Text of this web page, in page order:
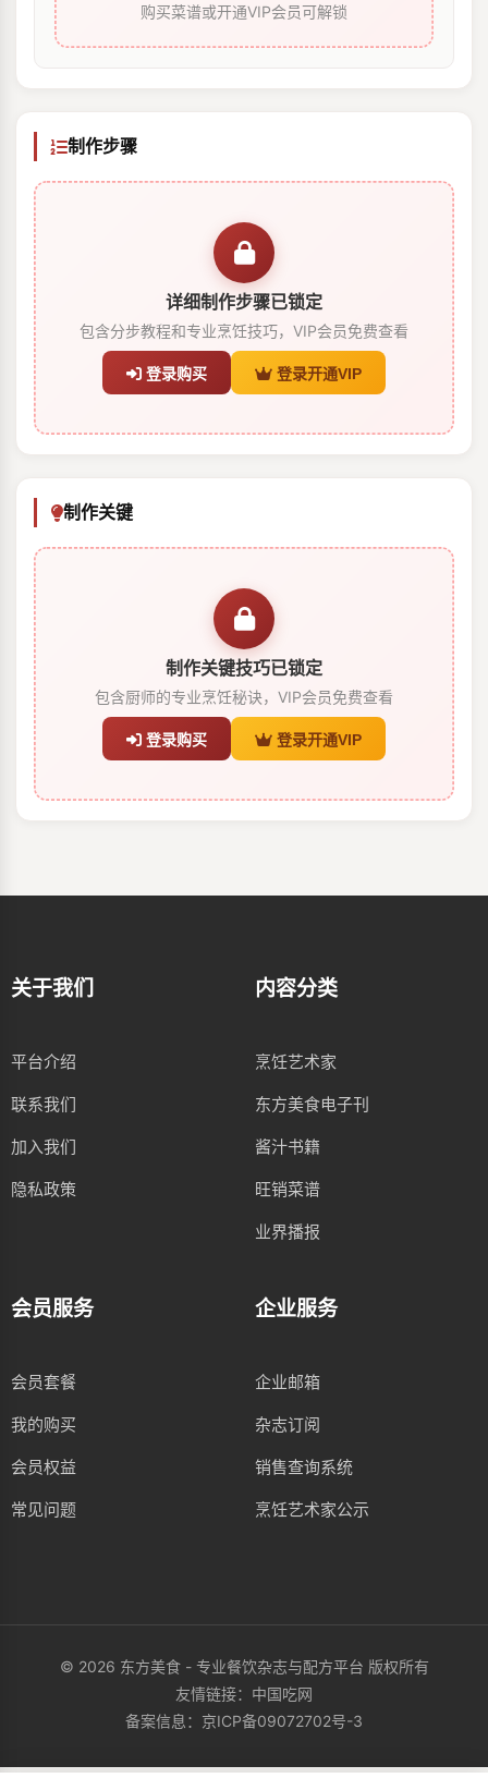
购买菜谱或开通VIP会员可解锁
制作步骤
详细制作步骤已锁定
包含分步教程和专业烹饪技巧，VIP会员免费查看
登录购买 登录开通VIP
制作关键
制作关键技巧已锁定
包含厨师的专业烹饪秘诀，VIP会员免费查看
登录购买 登录开通VIP
关于我们
平台介绍
联系我们
加入我们
隐私政策
内容分类
烹饪艺术家
东方美食电子刊
酱汁书籍
旺销菜谱
业界播报
会员服务
会员套餐
我的购买
会员权益
常见问题
企业服务
企业邮箱
杂志订阅
销售查询系统
烹饪艺术家公示
© 2026 东方美食 - 专业餐饮杂志与配方平台 版权所有
友情链接： 中国吃网
备案信息： 京ICP备09072702号-3